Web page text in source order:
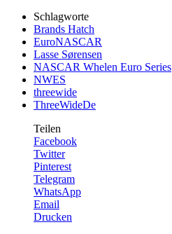
Schlagworte
Brands Hatch
EuroNASCAR
Lasse Sørensen
NASCAR Whelen Euro Series
NWES
threewide
ThreeWideDe
Teilen
Facebook
Twitter
Pinterest
Telegram
WhatsApp
Email
Drucken